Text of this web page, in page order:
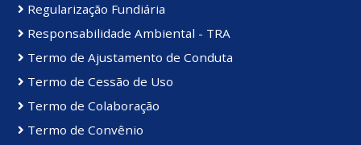
Regularização Fundiária
Responsabilidade Ambiental - TRA
Termo de Ajustamento de Conduta
Termo de Cessão de Uso
Termo de Colaboração
Termo de Convênio